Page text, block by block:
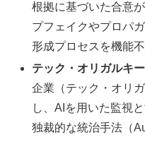
根拠に基づいた合意
プフェイクやプロパ
形成プロセスを機能
テック・オリガルキ
企業（テック・オリ
し、AIを用いた監視
独裁的な統治手法（